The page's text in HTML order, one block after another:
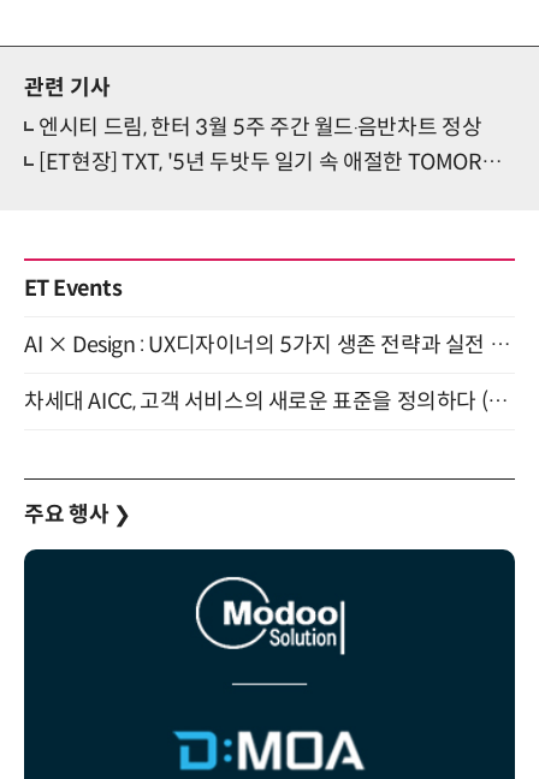
관련 기사
엔시티 드림, 한터 3월 5주 주간 월드‧음반차트 정상
[ET현장] TXT, '5년 두밧두 일기 속 애절한 TOMORROW'(종합)
ET Events
AI × Design : UX디자이너의 5가지 생존 전략과 실전 대응 8월 28일 개최
차세대 AICC, 고객 서비스의 새로운 표준을 정의하다 (9/9)
주요 행사 ❯